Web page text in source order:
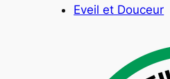
Eveil et Douceur